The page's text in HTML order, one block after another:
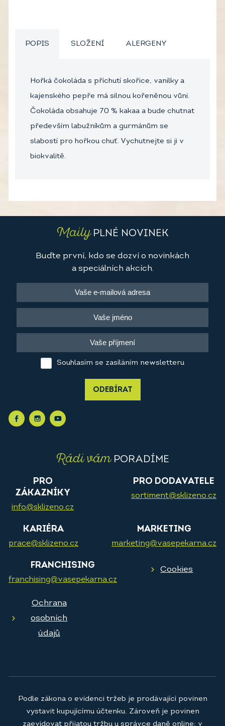
POPIS SLOŽENÍ ALERGENY
Hořká čokoláda s příchutí skořice, vanilky a
kajenského pepře má silnou kořeněnou vůni.
Čokoláda obsahuje 70 % kakaa a bude chutnat
především labužníkům a gurmánům se
slabostí pro hořkou chuť. Vychutnejte si ji v
biokvalitě.
MailyPLNÉ NOVINEK
Buďte první, kdo se dozví o novinkách
a speciálních akcích.
Souhlasím se zasíláním newsletteru
ODEBÍRAT
Rádi vámPORADÍME
PRO
ZÁKAZNÍKY
info@sklizeno.cz
PRO DODAVATELE
sortiment@sklizeno.cz
KARIÉRA
prace@sklizeno.cz
MARKETING
marketing@vasepekarna.cz
FRANCHISING
franchising@vasepekarna.cz
Cookies
Ochrana
osobních
údajů
Podle zákona o evidenci tržeb je prodávající povinen
vystavit kupujícímu účtenku. Zároveň je povinen
zaevidovat přijatou tržbu u správce daně online; v